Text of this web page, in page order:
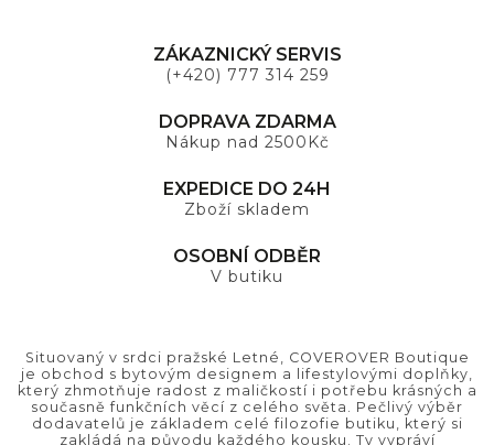
ZÁKAZNICKÝ SERVIS
(+420) 777 314 259
DOPRAVA ZDARMA
Nákup nad 2500Kč
EXPEDICE DO 24H
Zboží skladem
OSOBNÍ ODBĚR
V butiku
Situovaný v srdci pražské Letné, COVEROVER Boutique
je obchod s bytovým designem a lifestylovými doplňky,
který zhmotňuje radost z maličkostí i potřebu krásných a
současně funkčních věcí z celého světa. Pečlivý výběr
dodavatelů je základem celé filozofie butiku, který si
zakládá na původu každého kousku. Ty vypráví